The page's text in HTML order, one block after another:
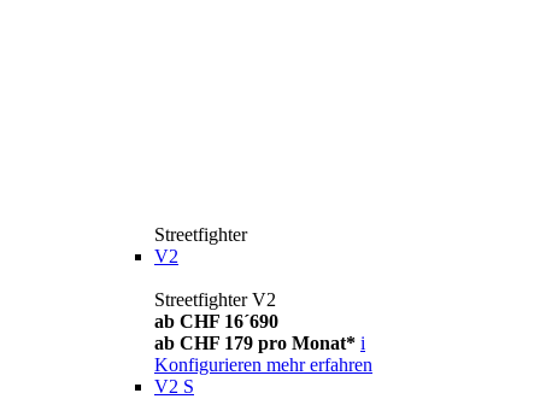
Streetfighter
V2
Streetfighter V2
ab CHF 16´690
ab CHF 179 pro Monat* i
Konfigurieren mehr erfahren
V2 S